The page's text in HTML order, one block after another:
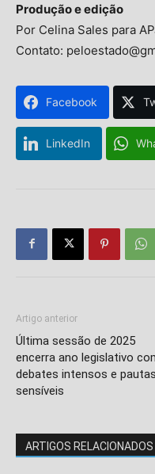
Produção e edição
Por Celina Sales para
Contato:
Facebook
LinkedIn
Artigo anterior
Última sessão de 2025
encerra ano legislativo
debates intensos e pautas
sensíveis
ARTIGOS RELACIONADOS